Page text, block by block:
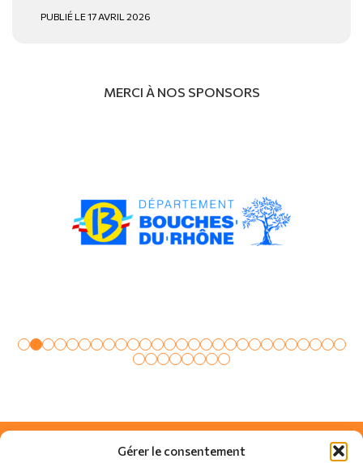
Gérer le consentement
PUBLIÉ LE 17 AVRIL 2026
MERCI À NOS SPONSORS